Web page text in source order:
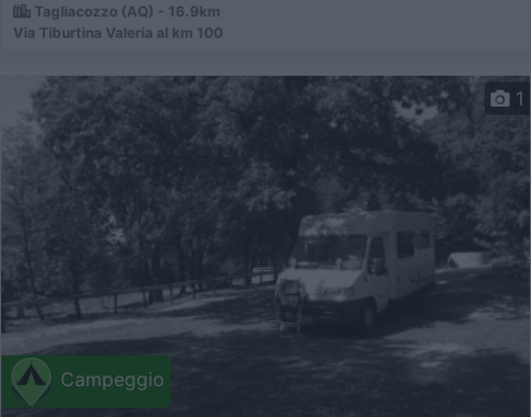
Tagliacozzo (AQ) - 16.9km
Via Tiburtina Valeria al km 100
Campeggio
1